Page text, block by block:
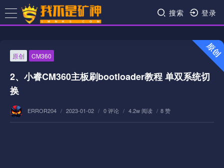
搜索 登录
原创 CM360
2、小睿CM360主板刷bootloader教程 单双系统切
换
ERROR204 / 2023-01-02 / 0 评论 / 4.2w 阅读 / 8 赞